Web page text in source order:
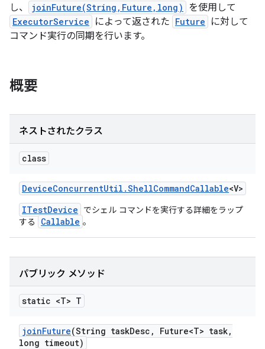
し、
joinFuture(String,Future,long) を使用して
ExecutorService によって返された Future
に対して
コマンド実行の同期を行います。
概要
ネストされたクラス
class
DeviceConcurrentUtil .ShellCommandCallable<V>
ITestDevice
でシェル コマンドを実行する詳細をラップ
する
Callable 。
パブリック メソッド
static <T> T
joinFuture(String taskDesc , Future<T> task,
long timeout)